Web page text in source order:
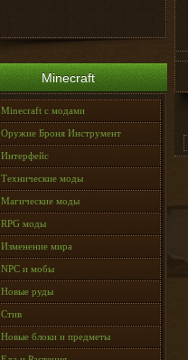
Minecraft
Minecraft с модами
Оружие Броня Инструмент
Интерфейс
Технические моды
Магические моды
RPG моды
Изменение мира
NPC и мобы
Новые руды
Стив
Новые блоки и предметы